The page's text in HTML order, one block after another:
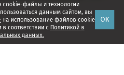
cookie-файлы и технологии
данным сайтом, вы
на использование файлов cookie
соответствии с Политикой в
данных.
ОК